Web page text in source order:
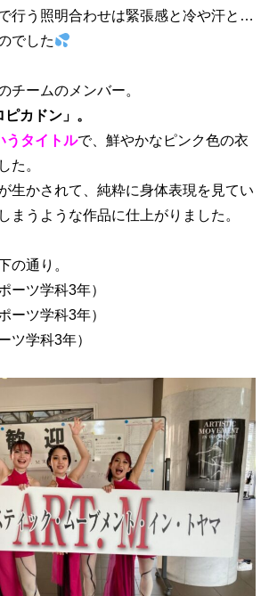
行う照明合わせは緊張感と冷や汗と…
でした
チームのメンバー。
ピカドン」。
うタイトルで、鮮やかなピンク色の衣
た。
生かされて、純粋に身体表現を見てい
まうような作品に仕上がりました。
の通り。
ーツ学科3年）
ーツ学科3年）
ツ学科3年）